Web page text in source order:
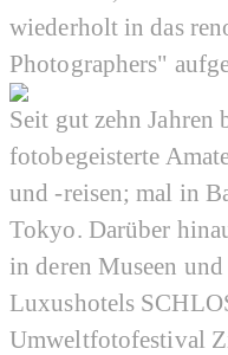
wiederholt in das
Photographers"
Seit gut zehn
fotobegeisterte
und -reisen; mal in
Tokyo. Darüber
in deren Museen
Luxushotels
Umweltfotofestival